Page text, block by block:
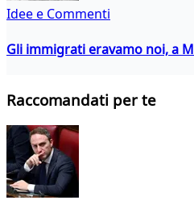
Idee e Commenti
Gli immigrati eravamo noi, a
Raccomandati per te